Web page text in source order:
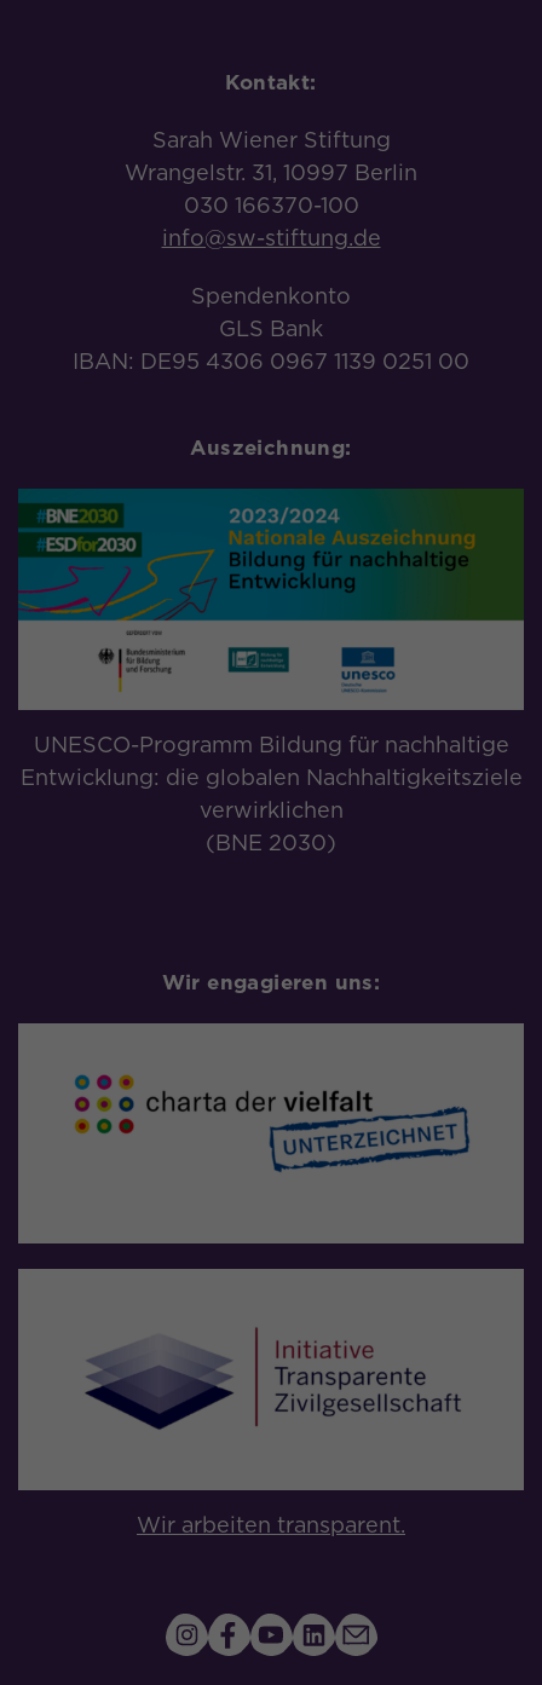
Kontakt:
Sarah Wiener Stiftung
Wrangelstr. 31, 10997 Berlin
030 166370-100
info@sw-stiftung.de
Spendenkonto
GLS Bank
IBAN: DE95 4306 0967 1139 0251 00
Auszeichnung:
UNESCO-Programm Bildung für nachhaltige
Entwicklung: die globalen Nachhaltigkeitsziele
verwirklichen
(BNE 2030)
Wir engagieren uns:
Wir arbeiten transparent.